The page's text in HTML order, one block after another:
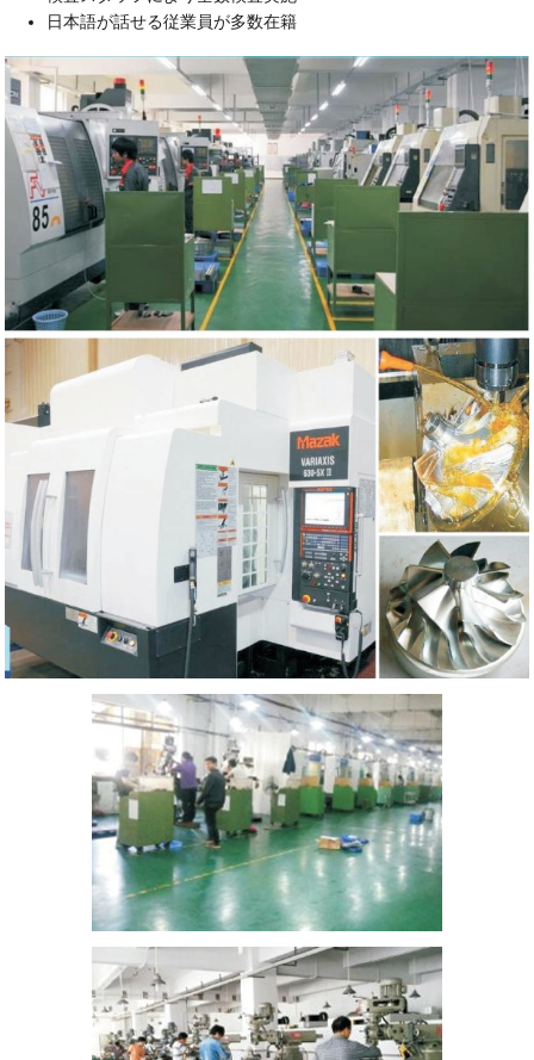
日本語が話せる従業員が多数在籍